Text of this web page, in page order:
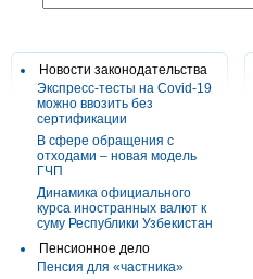
Новости законодательства
Экспресс-тесты на Covid-19
можно ввозить без
сертификации
В сфере обращения с
отходами – новая модель
ГЧП
Динамика официального
курса иностранных валют к
суму Республики Узбекистан
Пенсионное дело
Пенсия для «частника»